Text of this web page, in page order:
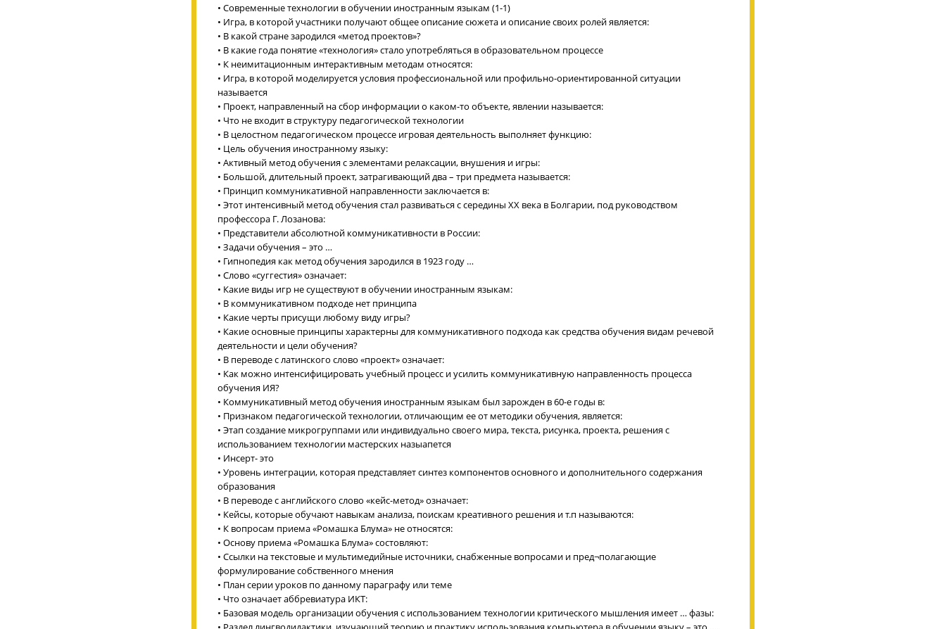
• Современные технологии в обучении иностранным языкам (1-1)
• Игра, в которой участники получают общее описание сюжета и описание своих ролей является:
• В какой стране зародился «метод проектов»?
• В какие года понятие «технология» стало употребляться в образовательном процессе
• К неимитационным интерактивным методам относятся:
• Игра, в которой моделируется условия профессиональной или профильно-ориентированной ситуации
называется
• Проект, направленный на сбор информации о каком-то объекте, явлении называется:
• Что не входит в структуру педагогической технологии
• В целостном педагогическом процессе игровая деятельность выполняет функцию:
• Цель обучения иностранному языку:
• Активный метод обучения с элементами релаксации, внушения и игры:
• Большой, длительный проект, затрагивающий два – три предмета называется:
• Принцип коммуникативной направленности заключается в:
• Этот интенсивный метод обучения стал развиваться с середины ХХ века в Болгарии, под руководством
профессора Г. Лозанова:
• Представители абсолютной коммуникативности в России:
• Задачи обучения – это …
• Гипнопедия как метод обучения зародился в 1923 году …
• Слово «суггестия» означает:
• Какие виды игр не существуют в обучении иностранным языкам:
• В коммуникативном подходе нет принципа
• Какие черты присущи любому виду игры?
• Какие основные принципы характерны для коммуникативного подхода как средства обучения видам речевой
деятельности и цели обучения?
• В переводе с латинского слово «проект» означает:
• Как можно интенсифицировать учебный процесс и усилить коммуникативную направленность процесса
обучения ИЯ?
• Коммуникативный метод обучения иностранным языкам был зарожден в 60-е годы в:
• Признаком педагогической технологии, отличающим ее от методики обучения, является:
• Этап создание микрогруппами или индивидуально своего мира, текста, рисунка, проекта, решения с
использованием технологии мастерских назыапется
• Инсерт- это
• Уровень интеграции, которая представляет синтез компонентов основного и дополнительного содержания
образования
• В переводе с английского слово «кейс-метод» означает:
• Кейсы, которые обучают навыкам анализа, поискам креативного решения и т.п называются:
• К вопросам приема «Ромашка Блума» не относятся:
• Основу приема «Ромашка Блума» состовляют:
• Ссылки на текстовые и мультимедийные источники, снабженные вопросами и пред¬полагающие
формулирование собственного мнения
• План серии уроков по данному параграфу или теме
• Что означает аббревиатура ИКТ:
• Базовая модель организации обучения с использованием технологии критического мышления имеет … фазы: